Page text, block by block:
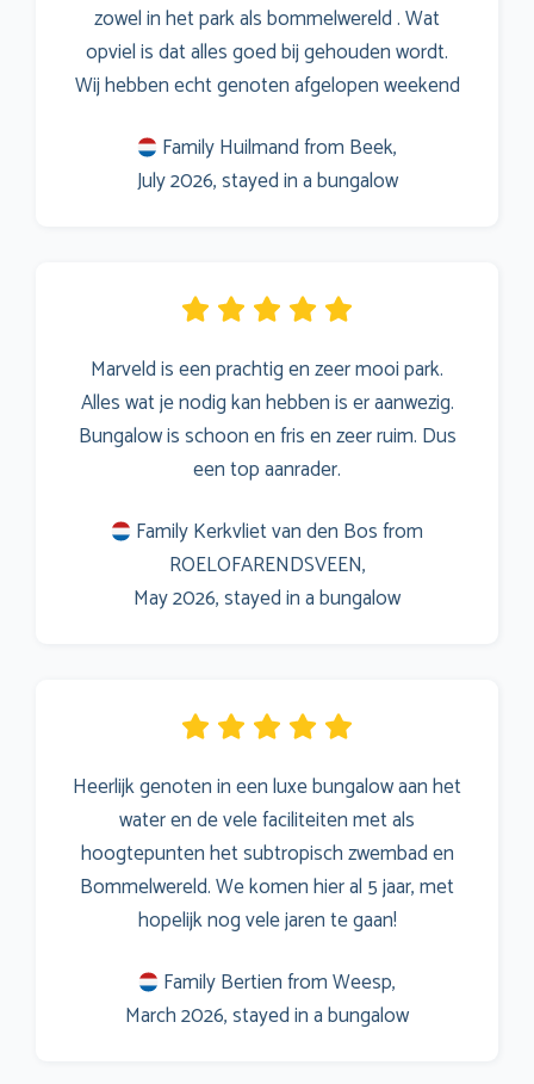
zowel in het park als bommelwereld . Wat
opviel is dat alles goed bij gehouden wordt.
Wij hebben echt genoten afgelopen weekend
Family Huilmand from Beek,
July 2026, stayed in a bungalow
Marveld is een prachtig en zeer mooi park.
Alles wat je nodig kan hebben is er aanwezig.
Bungalow is schoon en fris en zeer ruim. Dus
een top aanrader.
Family Kerkvliet van den Bos from
ROELOFARENDSVEEN,
May 2026, stayed in a bungalow
Heerlijk genoten in een luxe bungalow aan het
water en de vele faciliteiten met als
hoogtepunten het subtropisch zwembad en
Bommelwereld. We komen hier al 5 jaar, met
hopelijk nog vele jaren te gaan!
Family Bertien from Weesp,
March 2026, stayed in a bungalow